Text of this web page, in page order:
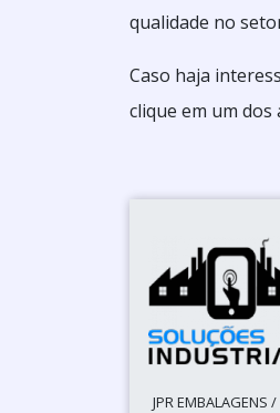
qualidade no
Caso haja
clique em um
JPR EMBALAGENS